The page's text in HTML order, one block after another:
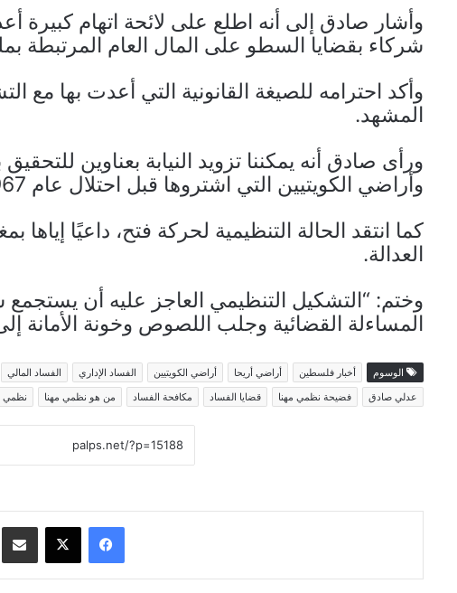
وأشار صادق إلى أنه اطلع على لائحة اتهام كبيرة
شركاء بقضايا السطو على المال العام المرتبطة
وأكد احترامه للصيغة القانونية التي أعدت بها مع
المشهد.
ورأى صادق أنه يمكننا تزويد النيابة بعناوين
وأراضي الكويتيين التي اشتروها قبل احتلال عام 1967، إضافة إلى قضايا أخرى لم تفتح بعد”.
كما انتقد الحالة التنظيمية لحركة فتح، داعيًا إياها
العدالة.
وختم: “التشكيل التنظيمي العاجز عليه أن
المساءلة القضائية وجلب اللصوص وخونة الأمانة
الوسوم أخبار فلسطين أراضي أريحا أراضي الكويتيين الفساد الإداري الفساد المالي
عدلي صادق
فضيحة نظمي مهنا قضايا الفساد مكافحة الفساد من هو نظمي مهنا نظمي
فيسبوك ‫X